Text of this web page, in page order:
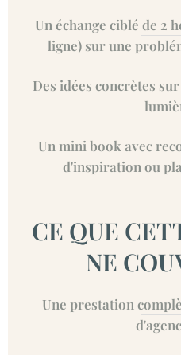
Un échange ciblé de 2
ligne) sur une
Des idées concrètes
Un mini book avec
d'inspiration ou
CE QUE
NE
Une prestation